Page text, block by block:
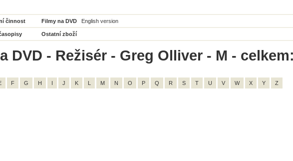
činnost Filmy na DVD English version
Ostatní zboží
DVD - Režisér - Greg Olliver - M -
F G H I J K L M N O P Q R S T U V W X Y Z